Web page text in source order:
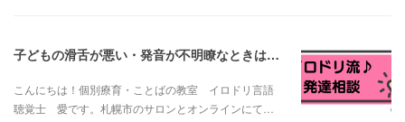
子どもの滑舌が悪い・発音が不明瞭なときは？発音の発達と様子見でいい場合・相談が必要な場合
こんにちは！個別療育・ことばの教室 イロドリ言語
聴覚士 愛です。札幌市のサロンとオンラインにて…